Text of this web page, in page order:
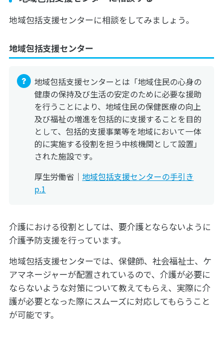
地域包括支援センターに相談をしてみましょう。
地域包括支援センター
地域包括支援センターとは「地域住民の心身の
健康の保持及び生活の安定のために必要な援助
を行うことにより、地域住民の保健医療の向上
及び福祉の増進を包括的に支援することを目的
として、包括的支援事業等を地域において一体
的に実施する役割を担う中核機関として設置」
された施設です。
厚生労働省｜地域包括支援センターの手引き
p.1
介護における役割としては、要介護とならないように
介護予防支援を行っています。
地域包括支援センターでは、保健師、社会福祉士、ケ
アマネージャーが配置されているので、介護が必要に
ならないような対策について教えてもらえ、実際に介
護が必要となった際にスムーズに対応してもらうこと
が可能です。